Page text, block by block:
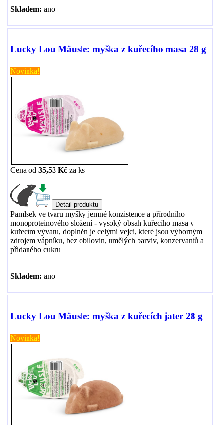
Skladem: ano
Lucky Lou Mäusle: myška z kuřecího masa 28 g
Novinka!
Cena od 35,53 Kč za ks
Pamlsek ve tvaru myšky jemné konzistence a přírodního
monoproteinového složení - vysoký obsah kuřecího masa v
kuřecím vývaru, doplněn je celými vejci, které jsou výborným
zdrojem vápníku, bez obilovin, umělých barviv, konzervantů a
přidaného cukru
Skladem: ano
Lucky Lou Mäusle: myška z kuřecích jater 28 g
Novinka!